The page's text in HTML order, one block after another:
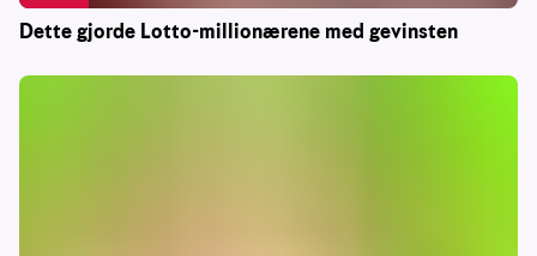
Dette gjorde Lotto-millionærene med gevinsten